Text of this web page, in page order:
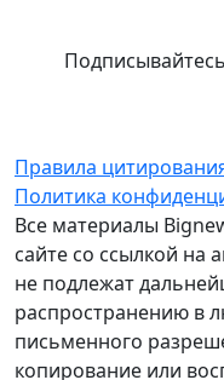
Правила
Политика
Все материалы
сайте со ссылкой на
не подлежат
распространению в
письменного
копирование или